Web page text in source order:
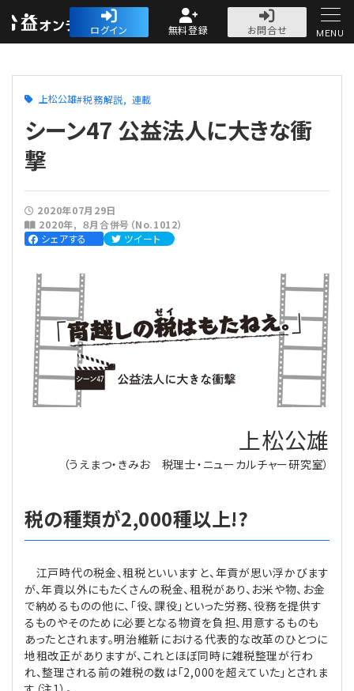
公益・一般法人オ
ログイン 無料登録
お問合せ
人気記事
法人運営
法人運営
理事会
評議員会・社員総会
理事・監事
定款関連
会計・税務
会計・税務
定期提出書類
会計処理
インボイス
労務
労務
労務管理
法務
法務
法改正-法務
経営
IT
論壇
NEWS・TOPIC・特報
【連載】オピニオンリーダーのnote
【連載】会計相談室
【連載】これからの時代の資産運用
【連載】事例に学ぶ立入検査で想定される指摘事項
【連載】シェアコモン200インタビュー
【連載】シェアコモン200 誌上相談室
登録案内
専門誌一覧
お問合せ
MENU
上松公雄 税務解説 連載
シーン47 公益法人に大きな衝
撃
2020年07月29日
2020年
８月合併号（No.1012）
シェアする
ツイート
上松公雄
（うえまつ・きみお 税理士・ニューカルチャー研究室）
税の種類が2,000種以上!?
江戸時代の税金、租税といいますと、年貢が思い浮かびます
が、年貢以外にもたくさんの税金、租税があり、お米や物、お金
で納めるものの他に、「役、課役」といった労務、役務を提供す
るものやそのために必要となる物資を負担、用意するものも
あったとされます。明治維新における代表的な改革のひとつに
地租改正がありますが、これとほぼ同時に雑税整理が行わ
れ、整理される前の雑税の数は「2,000を超えていた」とされま